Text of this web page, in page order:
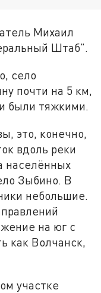
Михаил
Штаб".
село
почти на 5 км,
были тяжкими.
это, конечно,
вдоль реки
населённых
Зыбино. В
небольшие.
на юг с
как Волчанск,
участке